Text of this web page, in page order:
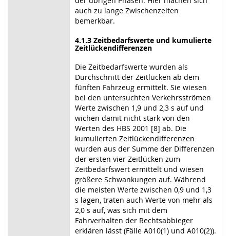
auch zu lange Zwischenzeiten
bemerkbar.
4.1.3 Zeitbedarfswerte und kumulierte
Zeitlückendifferenzen
Die Zeitbedarfswerte wurden als
Durchschnitt der Zeitlücken ab dem
fünften Fahrzeug ermittelt. Sie wiesen
bei den untersuchten Verkehrsströmen
Werte zwischen 1,9 und 2,3 s auf und
wichen damit nicht stark von den
Werten des HBS 2001 [8] ab. Die
kumulierten Zeitlückendifferenzen
wurden aus der Summe der Differenzen
der ersten vier Zeitlücken zum
Zeitbedarfswert ermittelt und wiesen
größere Schwankungen auf. Während
die meisten Werte zwischen 0,9 und 1,3
s lagen, traten auch Werte von mehr als
2,0 s auf, was sich mit dem
Fahrverhalten der Rechtsabbieger
erklären lässt (Fälle A010(1) und A010(2)).